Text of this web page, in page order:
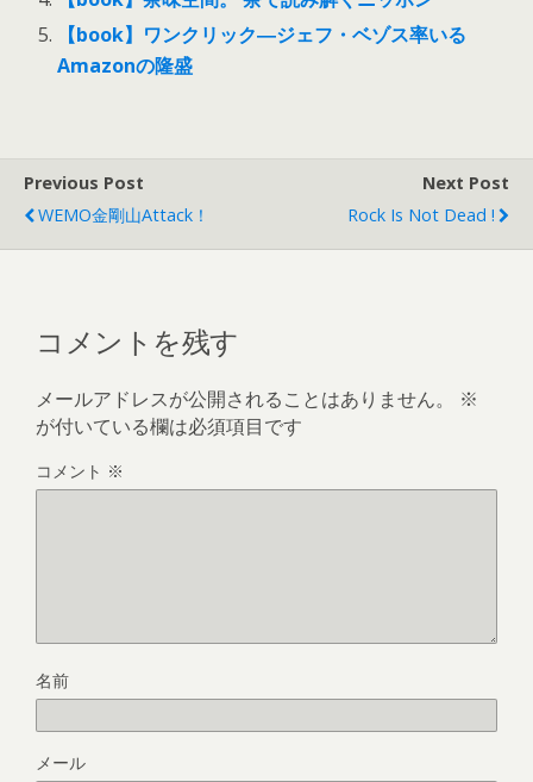
【book】ワンクリック―ジェフ・ベゾス率いる
Amazonの隆盛
Previous Post
WEMO金剛山Attack！
Next Post
Rock Is Not Dead !
コメントを残す
メールアドレスが公開されることはありません。
※
が付いている欄は必須項目です
コメント ※
名前
メール